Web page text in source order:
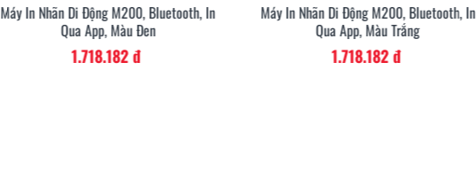
Máy In Nhãn Di Động M200, Bluetooth, In
Qua App, Màu Đen
1.718.182 đ
Máy In Nhãn Di Động M200, Bluetooth, In
Qua App, Màu Trắng
1.718.182 đ